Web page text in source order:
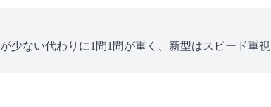
少ない代わりに1問1問が重く、新型はスピード重